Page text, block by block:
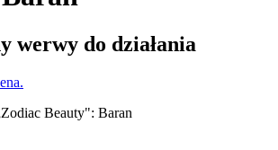
werwy do działania
Beauty": Baran